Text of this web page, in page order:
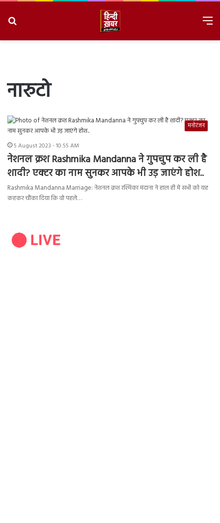
नारुटो
मनोरंजन
5 August 2023 - 10:55 AM
नेशनल क्रश Rashmika Mandanna ने गुपचुप कर ली है
शादी? एक्टर का नाम सुनकर आपके भी उड़ जाएंगे होश..
Rashmika Mandanna Marriage: नेशनल क्रश रश्मिका मंदाना ने हाल ही में सभी को यह
कहकर चौंका दिया कि वो पहले…